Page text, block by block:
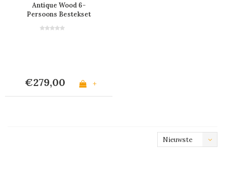
Antique Wood 6-
Persoons Bestekset
Stuks 'Timber Mix' in
€279,00 +
Nieuwste